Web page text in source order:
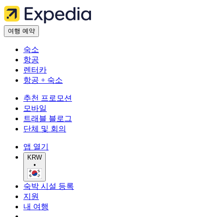
여행 예약
숙소
항공
렌터카
항공 + 숙소
추천 프로모션
모바일
트래블 블로그
단체 및 회의
앱 열기
KRW
•
숙박 시설 등록
지원
내 여행